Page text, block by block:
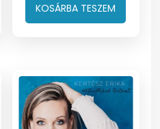
KOSÁRBA TESZEM